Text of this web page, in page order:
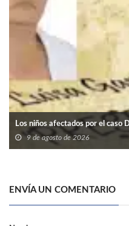
Los niños afectados por el caso
9 de agosto de 2026
ENVÍA UN COMENTARIO